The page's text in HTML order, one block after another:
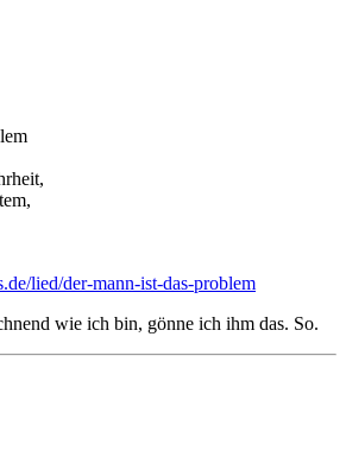
lied/der-mann-ist-das-problem
wie ich bin, gönne ich ihm das. So.